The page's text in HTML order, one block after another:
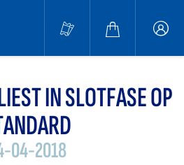
IN SLOTFASE OP
04-2018